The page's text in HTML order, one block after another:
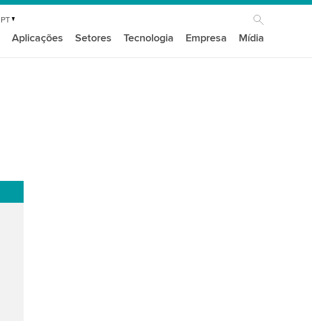
PT
Aplicações Setores Tecnologia Empresa Mídia